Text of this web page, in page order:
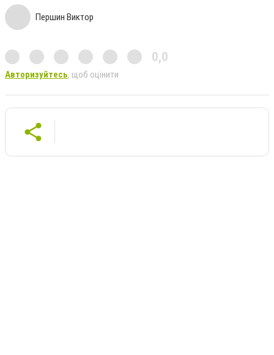
Першин Виктор
0,0
Авторизуйтесь, щоб оцінити